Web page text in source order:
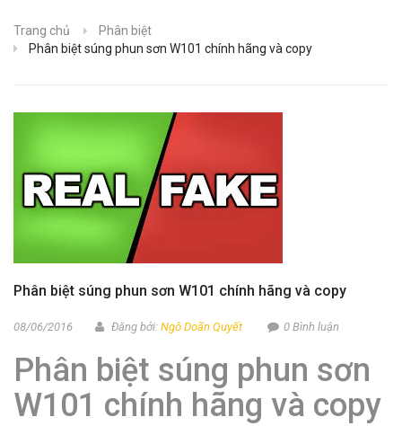
Trang chủ
Phân biệt
Phân biệt súng phun sơn W101 chính hãng và copy
Phân biệt súng phun sơn W101 chính hãng và copy
08/06/2016 Đăng bởi: Ngô Doãn Quyết 0 Bình luận
Phân biệt súng phun sơn
W101 chính hãng và copy